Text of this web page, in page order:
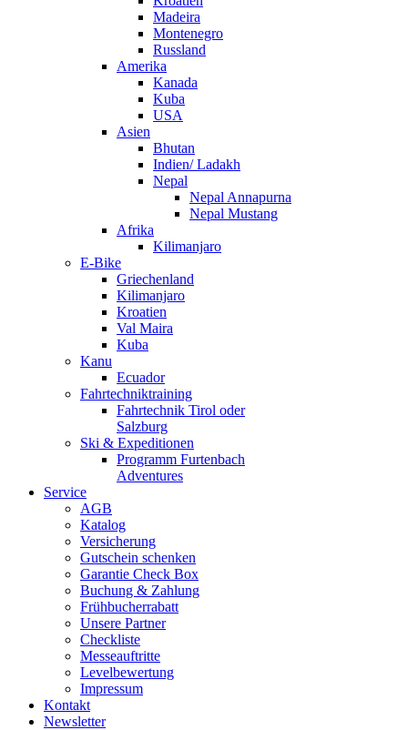
Madeira
Montenegro
Russland
Amerika
Kanada
Kuba
USA
Asien
Bhutan
Indien/ Ladakh
Nepal
Nepal Annapurna
Nepal Mustang
Afrika
Kilimanjaro
E-Bike
Griechenland
Kilimanjaro
Kroatien
Val Maira
Kuba
Kanu
Ecuador
Fahrtechniktraining
Fahrtechnik Tirol oder
Salzburg
Ski & Expeditionen
Programm Furtenbach
Adventures
Service
AGB
Katalog
Versicherung
Gutschein schenken
Garantie Check Box
Buchung & Zahlung
Frühbucherrabatt
Unsere Partner
Checkliste
Messeauftritte
Levelbewertung
Impressum
Kontakt
Newsletter